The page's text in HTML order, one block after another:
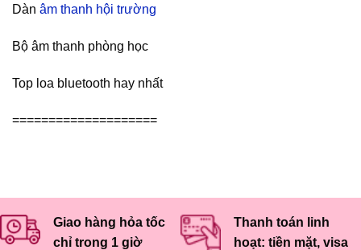
Dàn âm thanh hội trường
Bộ âm thanh phòng học
Top loa bluetooth hay nhất
====================
Giao hàng hỏa tốc
chỉ trong 1 giờ
Thanh toán linh
hoạt: tiền mặt, visa